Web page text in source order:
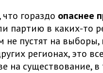
гораздо опаснее
партию в каких-то
не пустят на выборы,
регионах, это
на существование,